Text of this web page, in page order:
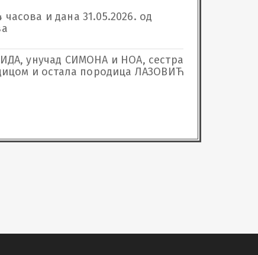
и дана 31.05.2026. од
унучад СИМОНА и НОА, сестра
и остала породица ЛАЗОВИЋ